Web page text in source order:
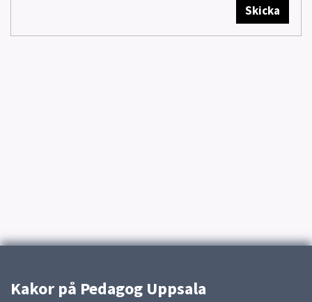
Skicka
Kakor på Pedagog Uppsala